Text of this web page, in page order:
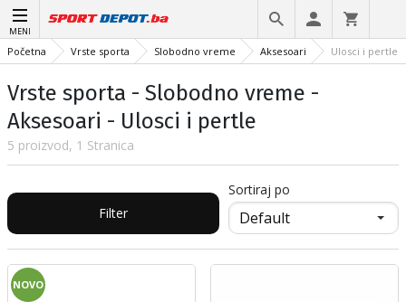
MENI
Početna Vrste sporta Slobodno vreme Aksesoari Ulosci i pertle
Vrste sporta - Slobodno vreme -
Aksesoari - Ulosci i pertle
5 proizvod, 1 Stranica
Filter
Sortiraj po
NOVO